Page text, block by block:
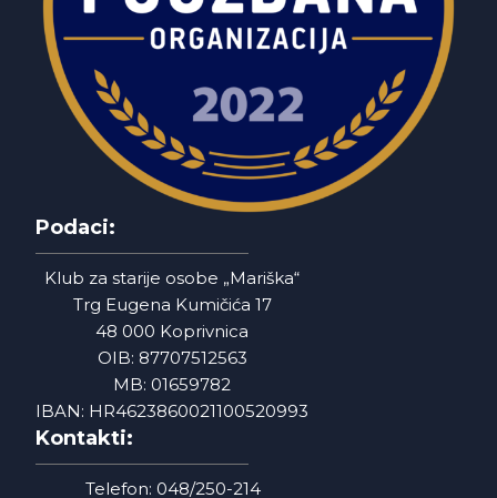
Podaci:
Klub za starije osobe „Mariška“
Trg Eugena Kumičića 17
48 000 Koprivnica
OIB: 87707512563
MB: 01659782
IBAN: HR4623860021100520993
Kontakti:
Telefon: 048/250-214